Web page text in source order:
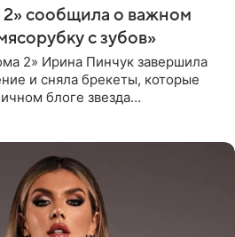
сообщила о важном
с зубов»
2» Ирина Пинчук завершила
и сняла брекеты, которые
блоге звезда